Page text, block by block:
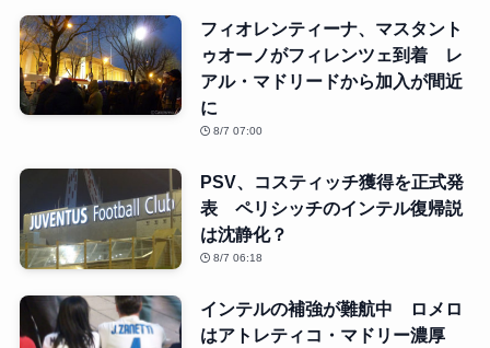
フィオレンティーナ、マスタント
ゥオーノがフィレンツェ到着 レ
アル・マドリードから加入が間近
に
8/7 07:00
PSV、コスティッチ獲得を正式発
表 ペリシッチのインテル復帰説
は沈静化？
8/7 06:18
インテルの補強が難航中 ロメロ
はアトレティコ・マドリー濃厚